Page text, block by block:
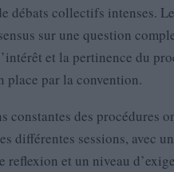
débats collectifs intenses.
sur une question
et la pertinence du
place par la convention.
constantes des procédures
différentes sessions, avec
reflexion et un niveau